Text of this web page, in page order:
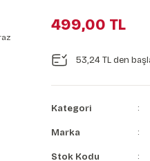
499,00 TL
53,24 TL den
Kategori
Marka
Stok Kodu